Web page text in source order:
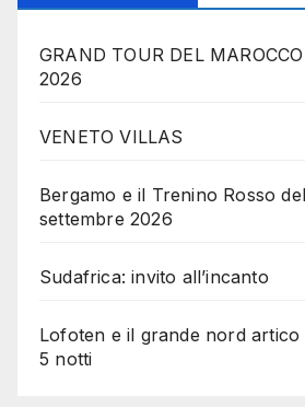
GRAND TOUR DEL
2026
VENETO VILLAS
Bergamo e il Trenino Rosso
settembre 2026
Sudafrica: invito all’incanto
Lofoten e il grande nord
5 notti